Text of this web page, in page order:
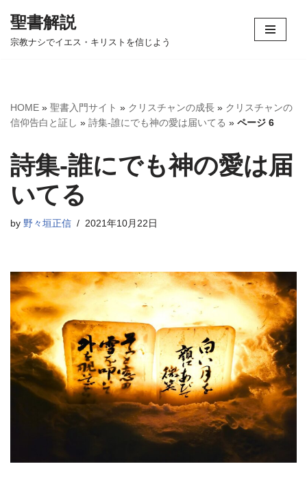
コ
ツ
へ
キ
ッ
プ
聖書解説
宗教ナシでイエス・キリストを信じよう
HOME » 聖書入門サイト » クリスチャンの成長 » クリスチャンの
信仰告白と証し » 詩集-誰にでも神の愛は届いてる » ページ 6
詩集-誰にでも神の愛は届
いてる
by 野々垣正信 2021年10月22日